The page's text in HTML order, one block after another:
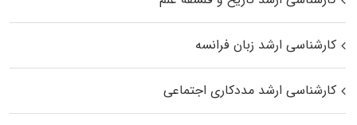
کارشناسی ارشد زبان فرانسه
کارشناسی ارشد مددکاری اجتماعی